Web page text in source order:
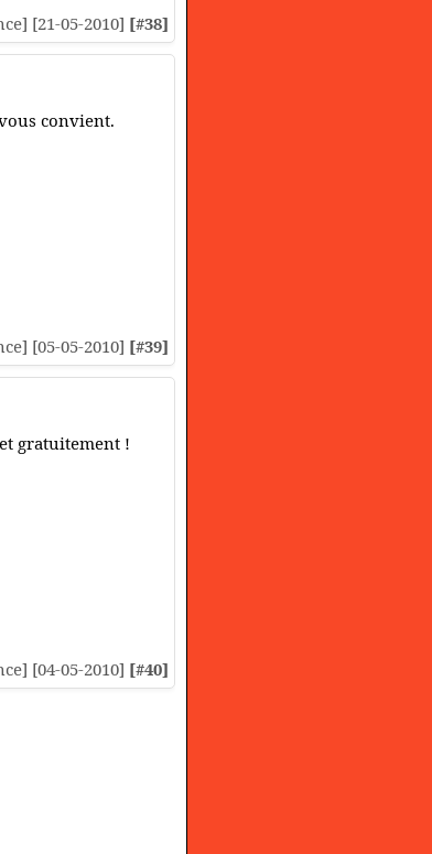
[21-05-2010] [#38]
convient.
[05-05-2010] [#39]
gratuitement !
[04-05-2010] [#40]